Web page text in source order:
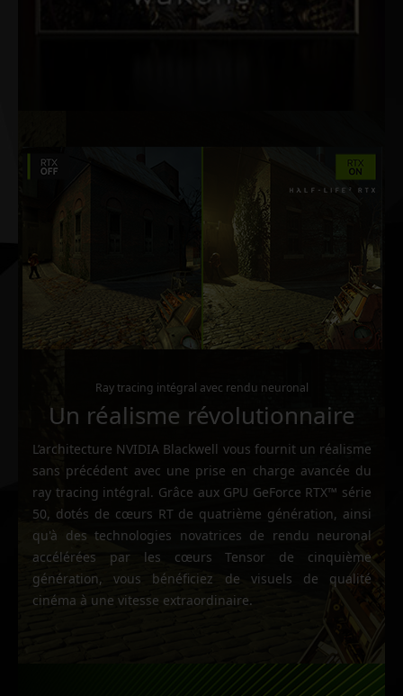
Ray tracing intégral avec rendu neuronal
Un réalisme révolutionnaire
L’architecture NVIDIA Blackwell vous fournit un réalisme
sans précédent avec une prise en charge avancée du
ray tracing intégral. Grâce aux GPU GeForce RTX™ série
50, dotés de cœurs RT de quatrième génération, ainsi
qu'à des technologies novatrices de rendu neuronal
accélérées par les cœurs Tensor de cinquième
génération, vous bénéficiez de visuels de qualité
cinéma à une vitesse extraordinaire.